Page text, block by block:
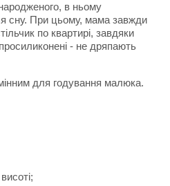
в ньому
сну. При цьому, мама завжди
по квартирі, завдяки
- не дряпають
для годування малюка.